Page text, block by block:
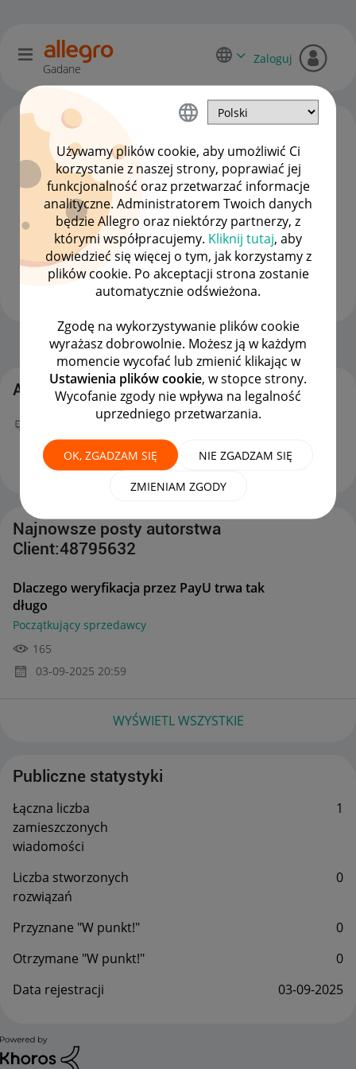
Używamy plików cookie, aby umożliwić Ci
korzystanie z naszej strony, poprawiać jej
funkcjonalność oraz przetwarzać informacje
analityczne. Administratorem Twoich danych
będzie Allegro oraz niektórzy partnerzy, z
którymi współpracujemy. Kliknij tutaj, aby
dowiedzieć się więcej o tym, jak korzystamy z
plików cookie. Po akceptacji strona zostanie
automatycznie odświeżona.
Zgodę na wykorzystywanie plików cookie
wyrażasz dobrowolnie. Możesz ją w każdym
momencie wycofać lub zmienić klikając w
Ustawienia plików cookie, w stopce strony.
Wycofanie zgody nie wpływa na legalność
uprzedniego przetwarzania.
OK, ZGADZAM SIĘ NIE ZGADZAM SIĘ
ZMIENIAM ZGODY
Gadane
Zaloguj
Client:48795632
#1 Nowicjusz
Strona Główna OPCJE
Aktywność Client:48795632
Twój nowy wpis
Dlaczego weryfikacja przez PayU
trwa tak długona forum
można już podziwiać :)‎03-09-2025 20:59
Najnowsze posty autorstwa
Client:48795632
Dlaczego weryfikacja przez PayU trwa tak
długo
Początkujący sprzedawcy
165
‎03-09-2025 20:59
WYŚWIETL WSZYSTKIE
Publiczne statystyki
Łączna liczba
zamieszczonych
wiadomości
1
Liczba stworzonych
rozwiązań
0
Przyznane "W punkt!"
0
Otrzymane "W punkt!"
0
Data rejestracji
‎03-09-2025